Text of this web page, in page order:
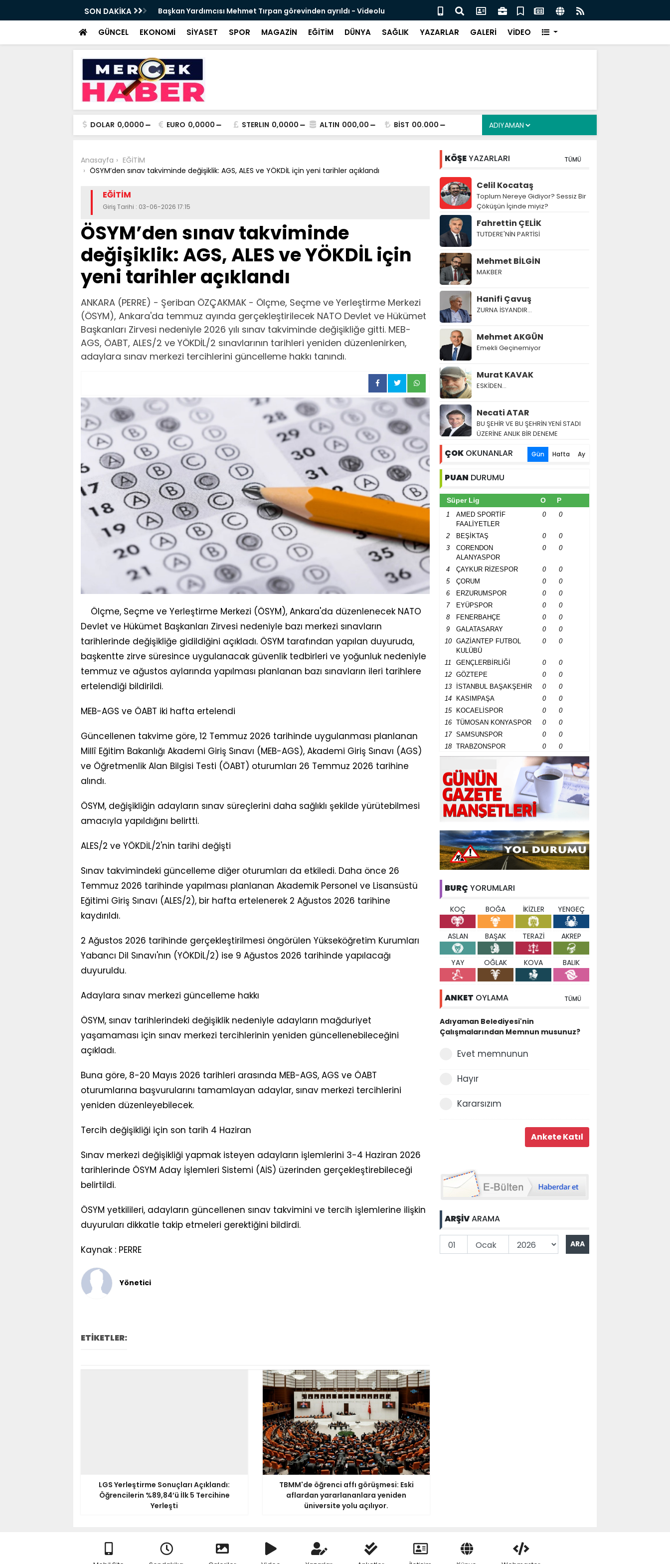
SON DAKİKA
Haftalık Basın Bilgilendirme Toplantısı
Başkan Yardımcısı Mehmet Tırpan görevinden ayrıldı - Videolu
Haber
Cevdet Yılmaz: Nitelikli İnsan Kaynağı İçin Milli Yetkinlik Hamlesi
GÜNCEL EKONOMİ SİYASET SPOR MAGAZİN EĞİTİM DÜNYA SAĞLIK YAZARLAR GALERİ VİDEO
DOLAR 0,0000 EURO 0,0000 STERLIN 0,0000 ALTIN 000,00 BİST 00.000
Anasayfa
EĞİTİM
ÖSYM’den sınav takviminde değişiklik: AGS, ALES ve YÖKDİL için yeni tarihler açıklandı
EĞİTİM
Giriş Tarihi : 03-06-2026 17:15
ÖSYM’den sınav takviminde
değişiklik: AGS, ALES ve YÖKDİL için
yeni tarihler açıklandı
ANKARA (PERRE) - Şeriban ÖZÇAKMAK - Ölçme, Seçme ve Yerleştirme Merkezi
(ÖSYM), Ankara'da temmuz ayında gerçekleştirilecek NATO Devlet ve Hükümet
Başkanları Zirvesi nedeniyle 2026 yılı sınav takviminde değişikliğe gitti. MEB-
AGS, ÖABT, ALES/2 ve YÖKDİL/2 sınavlarının tarihleri yeniden düzenlenirken,
adaylara sınav merkezi tercihlerini güncelleme hakkı tanındı.
Ölçme, Seçme ve Yerleştirme Merkezi (ÖSYM), Ankara'da düzenlenecek NATO
Devlet ve Hükümet Başkanları Zirvesi nedeniyle bazı merkezi sınavların
tarihlerinde değişikliğe gidildiğini açıkladı. ÖSYM tarafından yapılan duyuruda,
başkentte zirve süresince uygulanacak güvenlik tedbirleri ve yoğunluk nedeniyle
temmuz ve ağustos aylarında yapılması planlanan bazı sınavların ileri tarihlere
ertelendiği bildirildi.
MEB-AGS ve ÖABT iki hafta ertelendi
Güncellenen takvime göre, 12 Temmuz 2026 tarihinde uygulanması planlanan
Millî Eğitim Bakanlığı Akademi Giriş Sınavı (MEB-AGS), Akademi Giriş Sınavı (AGS)
ve Öğretmenlik Alan Bilgisi Testi (ÖABT) oturumları 26 Temmuz 2026 tarihine
alındı.
ÖSYM, değişikliğin adayların sınav süreçlerini daha sağlıklı şekilde yürütebilmesi
amacıyla yapıldığını belirtti.
ALES/2 ve YÖKDİL/2'nin tarihi değişti
Sınav takvimindeki güncelleme diğer oturumları da etkiledi. Daha önce 26
Temmuz 2026 tarihinde yapılması planlanan Akademik Personel ve Lisansüstü
Eğitimi Giriş Sınavı (ALES/2), bir hafta ertelenerek 2 Ağustos 2026 tarihine
kaydırıldı.
2 Ağustos 2026 tarihinde gerçekleştirilmesi öngörülen Yükseköğretim Kurumları
Yabancı Dil Sınavı'nın (YÖKDİL/2) ise 9 Ağustos 2026 tarihinde yapılacağı
duyuruldu.
Adaylara sınav merkezi güncelleme hakkı
ÖSYM, sınav tarihlerindeki değişiklik nedeniyle adayların mağduriyet
yaşamaması için sınav merkezi tercihlerinin yeniden güncellenebileceğini
açıkladı.
Buna göre, 8-20 Mayıs 2026 tarihleri arasında MEB-AGS, AGS ve ÖABT
oturumlarına başvurularını tamamlayan adaylar, sınav merkezi tercihlerini
yeniden düzenleyebilecek.
Tercih değişikliği için son tarih 4 Haziran
Sınav merkezi değişikliği yapmak isteyen adayların işlemlerini 3-4 Haziran 2026
tarihlerinde ÖSYM Aday İşlemleri Sistemi (AİS) üzerinden gerçekleştirebileceği
belirtildi.
ÖSYM yetkilileri, adayların güncellenen sınav takvimini ve tercih işlemlerine ilişkin
duyuruları dikkatle takip etmeleri gerektiğini bildirdi.
Kaynak : PERRE
Yönetici
ETİKETLER:
LGS Yerleştirme Sonuçları Açıklandı:
Öğrencilerin %89,84’ü İlk 5 Tercihine
Yerleşti
TBMM'de öğrenci affı görüşmesi: Eski
aflardan yararlananlara yeniden
üniversite yolu açılıyor.
KÖŞEYAZARLARI TÜMÜ
Celil Kocataş
Toplum Nereye Gidiyor? Sessiz Bir
Çöküşün İçinde miyiz?
Fahrettin ÇELİK
TUTDERE'NİN PARTİSİ
Mehmet BİLGİN
MAKBER
Hanifi Çavuş
ZURNA İSYANDIR...
Mehmet AKGÜN
Emekli Geçinemiyor
Murat KAVAK
ESKİDEN...
Necati ATAR
BU ŞEHİR VE BU ŞEHRİN YENİ STADI
ÜZERİNE ANLIK BİR DENEME
ÇOK OKUNANLAR Gün Hafta Ay
PUAN DURUMU
Süper Lig O P
1
AMED SPORTİF
FAALİYETLER
0 0
2 BEŞİKTAŞ 0
0
3
CORENDON
ALANYASPOR
0 0
4 ÇAYKUR RİZESPOR 0
0
5
ÇORUM 0
0
6
ERZURUMSPOR 0
0
7
EYÜPSPOR 0
0
8
FENERBAHÇE 0
0
9
GALATASARAY 0
0
10
GAZİANTEP FUTBOL
KULÜBÜ
0 0
11 GENÇLERBİRLİĞİ 0
0
12
GÖZTEPE 0
0
13
İSTANBUL BAŞAKŞEHİR 0
0
14
KASIMPAŞA 0
0
15
KOCAELİSPOR 0
0
16
TÜMOSAN KONYASPOR 0
0
17
SAMSUNSPOR 0
0
18
TRABZONSPOR 0 0
BURÇ YORUMLARI
KOÇ BOĞA İKİZLER YENGEÇ
ASLAN BAŞAK TERAZİ AKREP
YAY OĞLAK KOVA BALIK
ANKET OYLAMA TÜMÜ
Adıyaman Belediyesi'nin
Çalışmalarından Memnun musunuz?
Evet memnunun
Hayır
Kararsızım
ARŞİVARAMA